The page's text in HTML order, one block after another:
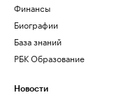
Финансы
Биографии
База знаний
РБК Образование
Новости